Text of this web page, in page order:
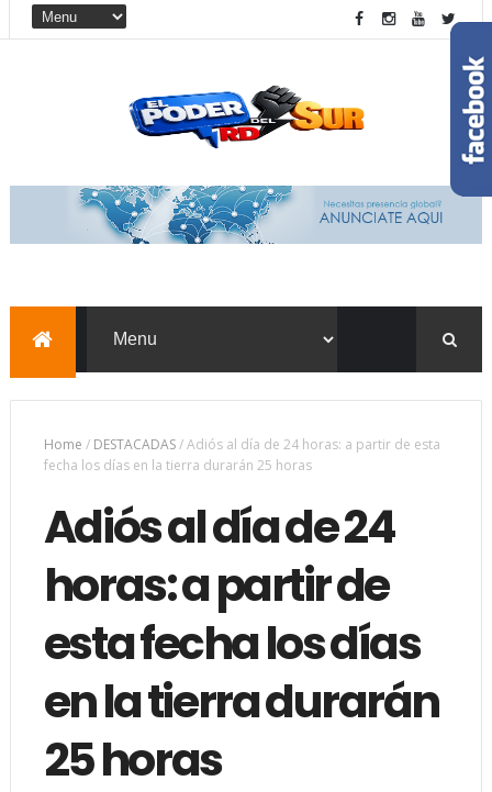
Home / DESTACADAS/Adiós al día de 24 horas: a partir de esta
fecha los días en la tierra durarán 25 horas
Adiós al día de 24
horas: a partir de
esta fecha los días
en la tierra durarán
25 horas